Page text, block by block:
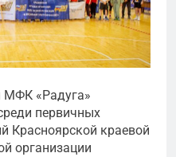
МФК «Радуга»
первичных
Красноярской краевой
организации